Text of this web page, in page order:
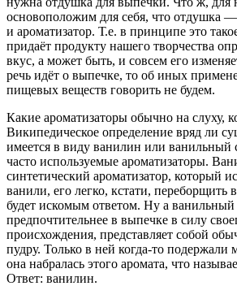
основоположим для себя, что отдушка —
и ароматизатор. Т.е. в принципе это
придаёт продукту нашего творчества
вкус, а может быть, и совсем его
речь идёт о выпечке, то об иных
пищевых веществ говорить не будем.
Какие ароматизаторы обычно на слуху,
Википедическое определение вряд ли
имеется в виду ванилин или ванильный
часто используемые ароматизаторы.
синтетический ароматизатор, который
ванили, его легко, кстати, переборщить
будет искомым ответом. Ну а ванильный
предпочтительнее в выпечке в силу
происхождения, представляет собой
пудру. Только в ней когда-то
она набралась этого аромата, что
Ответ: ванилин.